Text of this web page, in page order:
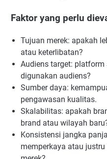
Faktor yang perlu
Tujuan merek: apakah
atau keterlibatan?
Audiens target:
digunakan audiens?
Sumber daya:
pengawasan kualitas.
Skalabilitas: apakah
brand atau wilayah
Konsistensi jangka
memperkaya atau